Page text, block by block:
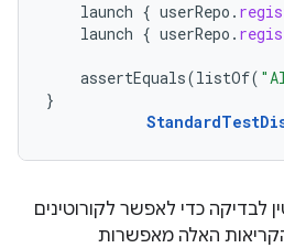
launch { userRepo .
launch { userRepo .
assertEquals(listOf(
}
לבדיקה כדי לאפשר לקורוטינים
האלה מאפשרות